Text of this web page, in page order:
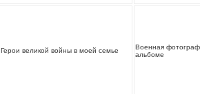
Герои великой войны в моей семье
Военная
альбоме